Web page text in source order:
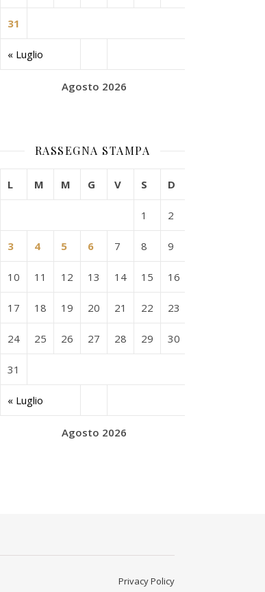
Agosto 2026
« Luglio
31
RASSEGNA STAMPA
Agosto 2026
L M M G V S D
« Luglio
1 2
3 4 5 6 7 8 9
10 11 12 13 14 15 16
17 18 19 20 21 22 23
24 25 26 27 28 29 30
31
Privacy Policy